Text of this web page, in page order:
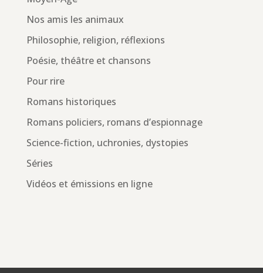
Nos amis les animaux
Philosophie, religion, réflexions
Poésie, théâtre et chansons
Pour rire
Romans historiques
Romans policiers, romans d’espionnage
Science-fiction, uchronies, dystopies
Séries
Vidéos et émissions en ligne